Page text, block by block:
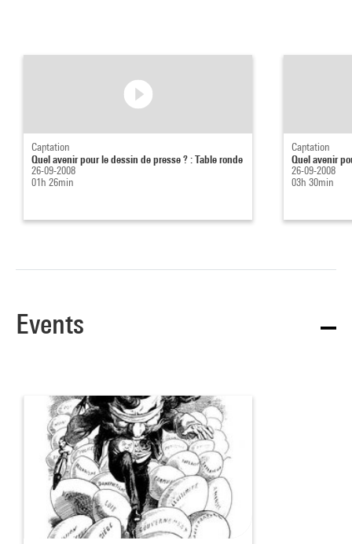
Captation
Quel avenir pour le dessin de presse ? : Table ronde
26-09-2008
01h 26min
Captation
Quel avenir
26-09-2008
03h 30min
Events